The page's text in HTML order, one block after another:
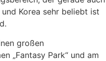
Korea sehr beliebt ist
großen
„Fantasy Park“ und am